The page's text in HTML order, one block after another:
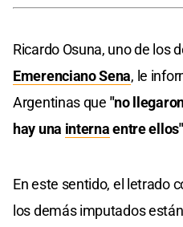
Ricardo Osuna, uno de los
Emerenciano Sena, le
Argentinas que "no
hay una internaentre
En este sentido, el letrado
los demás imputados